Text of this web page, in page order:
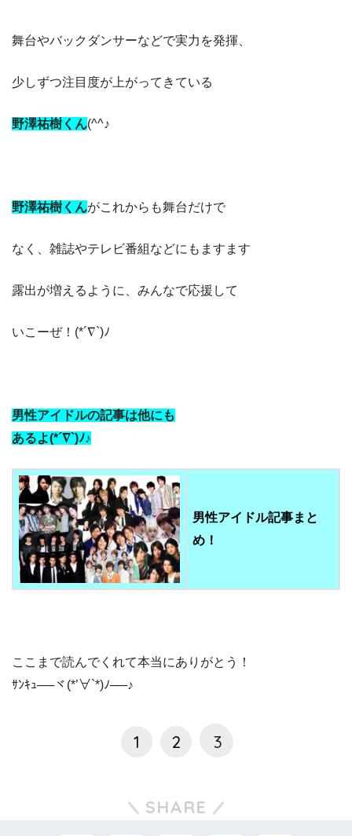
舞台やバックダンサーなどで実力を発揮、
少しずつ注目度が上がってきている
野澤祐樹くん(^^♪
野澤祐樹くんがこれからも舞台だけで
なく、雑誌やテレビ番組などにもますます
露出が増えるように、みんなで応援して
いこーぜ！(*´∇`)ﾉ
男性アイドルの記事は他にも
あるよ(*´∇`)ﾉ♪
男性アイドル記事まと
め！
ここまで読んでくれて本当にありがとう！
ｻﾝｷｭ──ヾ(*’∀`*)ﾉ──♪
1 2 3
SHARE